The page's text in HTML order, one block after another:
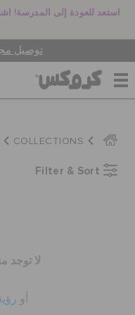
استعد للعودة إلى المدرسة!
توصيل
للرجال
COLLECTIONS
Filter & Sort
لا توجد
أو